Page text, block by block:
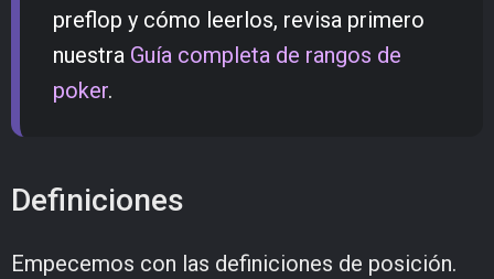
preflop y cómo leerlos, revisa primero
nuestra Guía completa de rangos de
poker.
Definiciones
Empecemos con las definiciones de posición.